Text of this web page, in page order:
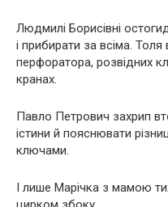
Людмилі Борисівні
і прибирати за всіма.
перфоратора, розвідних
кранах.
Павло Петрович захрип
істини й пояснювати
ключами.
І лише Марічка з мамою